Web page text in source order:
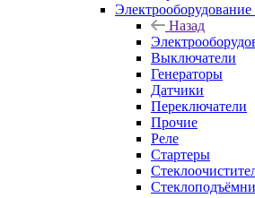
Электрооборудование
Назад
Выключатели
Генераторы
Датчики
Переключатели
Прочие
Реле
Стартеры